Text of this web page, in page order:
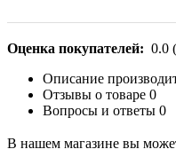
Оценка покупателей: 0.0 (
Описание
Отзывы о товаре 0
Вопросы и ответы 0
В нашем магазине вы